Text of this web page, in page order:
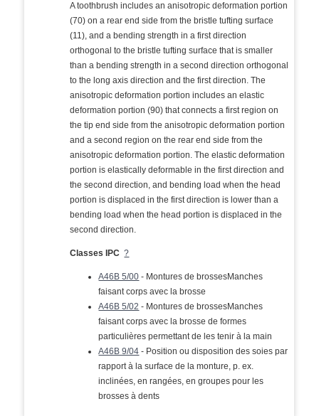
A toothbrush includes an anisotropic deformation portion
(70) on a rear end side from the bristle tufting surface
(11), and a bending strength in a first direction
orthogonal to the bristle tufting surface that is smaller
than a bending strength in a second direction orthogonal
to the long axis direction and the first direction. The
anisotropic deformation portion includes an elastic
deformation portion (90) that connects a first region on
the tip end side from the anisotropic deformation portion
and a second region on the rear end side from the
anisotropic deformation portion. The elastic deformation
portion is elastically deformable in the first direction and
the second direction, and bending load when the head
portion is displaced in the first direction is lower than a
bending load when the head portion is displaced in the
second direction.
Classes IPC ?
A46B 5/00 - Montures de brossesManches
faisant corps avec la brosse
A46B 5/02 - Montures de brossesManches
faisant corps avec la brosse de formes
particulières permettant de les tenir à la main
A46B 9/04 - Position ou disposition des soies par
rapport à la surface de la monture, p. ex.
inclinées, en rangées, en groupes pour les
brosses à dents